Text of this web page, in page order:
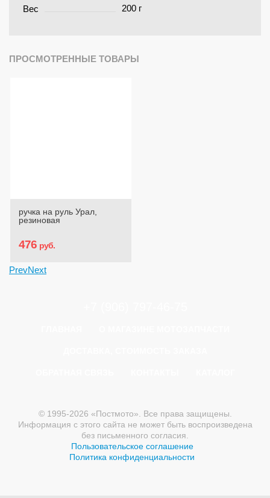
Вес
200 г
ПРОСМОТРЕННЫЕ ТОВАРЫ
ручка на руль Урал,
резиновая
476 руб.
PrevNext
© 1995-2026 «Постмото». Все права защищены.
Информация с этого сайта не может быть воспроизведена
без письменного согласия.
Пользовательское соглашение
Политика конфиденциальности